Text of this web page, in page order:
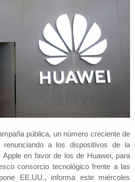
pública, un número creciente de
renunciando a los dispositivos de la
Apple en favor de los de Huawei, para
consorcio tecnológico frente a las
EE.UU., informa este miércoles